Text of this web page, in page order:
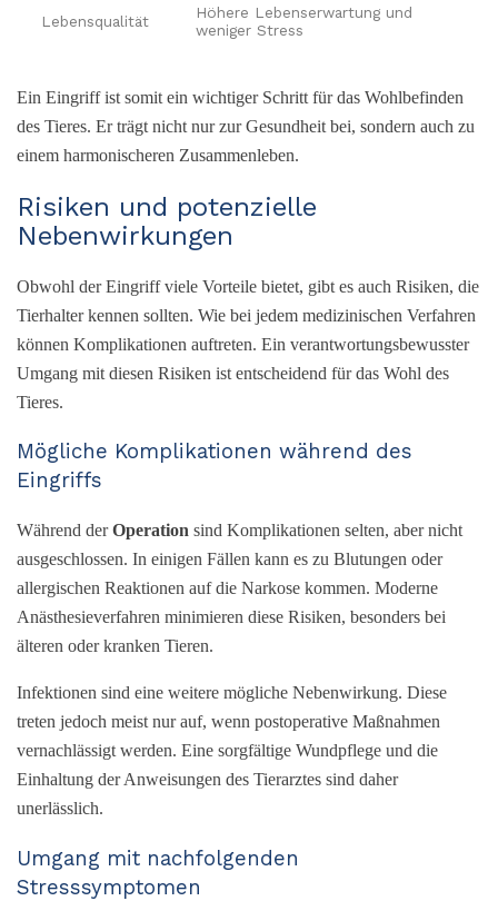
Lebensqualität
Höhere Lebenserwartung und
weniger Stress
Ein Eingriff ist somit ein wichtiger Schritt für das Wohlbefinden
des Tieres. Er trägt nicht nur zur Gesundheit bei, sondern auch zu
einem harmonischeren Zusammenleben.
Risiken und potenzielle
Nebenwirkungen
Obwohl der Eingriff viele Vorteile bietet, gibt es auch Risiken, die
Tierhalter kennen sollten. Wie bei jedem medizinischen Verfahren
können Komplikationen auftreten. Ein verantwortungsbewusster
Umgang mit diesen Risiken ist entscheidend für das Wohl des
Tieres.
Mögliche Komplikationen während des
Eingriffs
Während derOperation sind Komplikationen selten, aber nicht
ausgeschlossen. In einigen Fällen kann es zu Blutungen oder
allergischen Reaktionen auf die Narkose kommen. Moderne
Anästhesieverfahren minimieren diese Risiken, besonders bei
älteren oder kranken Tieren.
Infektionen sind eine weitere mögliche Nebenwirkung. Diese
treten jedoch meist nur auf, wenn postoperative Maßnahmen
vernachlässigt werden. Eine sorgfältige Wundpflege und die
Einhaltung der Anweisungen des Tierarztes sind daher
unerlässlich.
Umgang mit nachfolgenden
Stresssymptomen